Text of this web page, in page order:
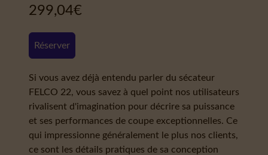
299,04€
Réserver
Si vous avez déjà entendu parler du sécateur
FELCO 22, vous savez à quel point nos utilisateurs
rivalisent d'imagination pour décrire sa puissance
et ses performances de coupe exceptionnelles. Ce
qui impressionne généralement le plus nos clients,
ce sont les détails pratiques de sa conception